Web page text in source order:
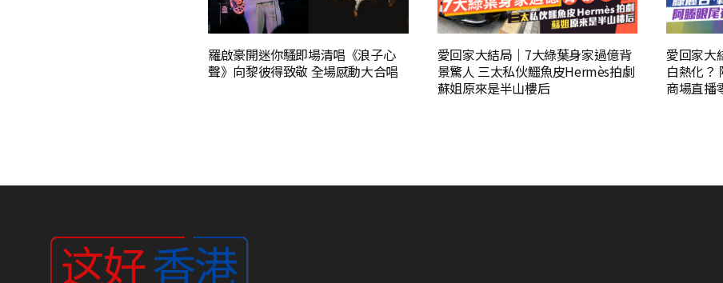
羅啟豪開迷你騷即場清唱《浪子心
聲》向黎彼得致敬 全場感動大合唱
愛回家大結局｜7大綠葉身家過億背
景驚人 三太私伙鱷魚皮Hermès拍劇
蘇姐原來是半山樓后
愛回家大
白熱化？
商場直播